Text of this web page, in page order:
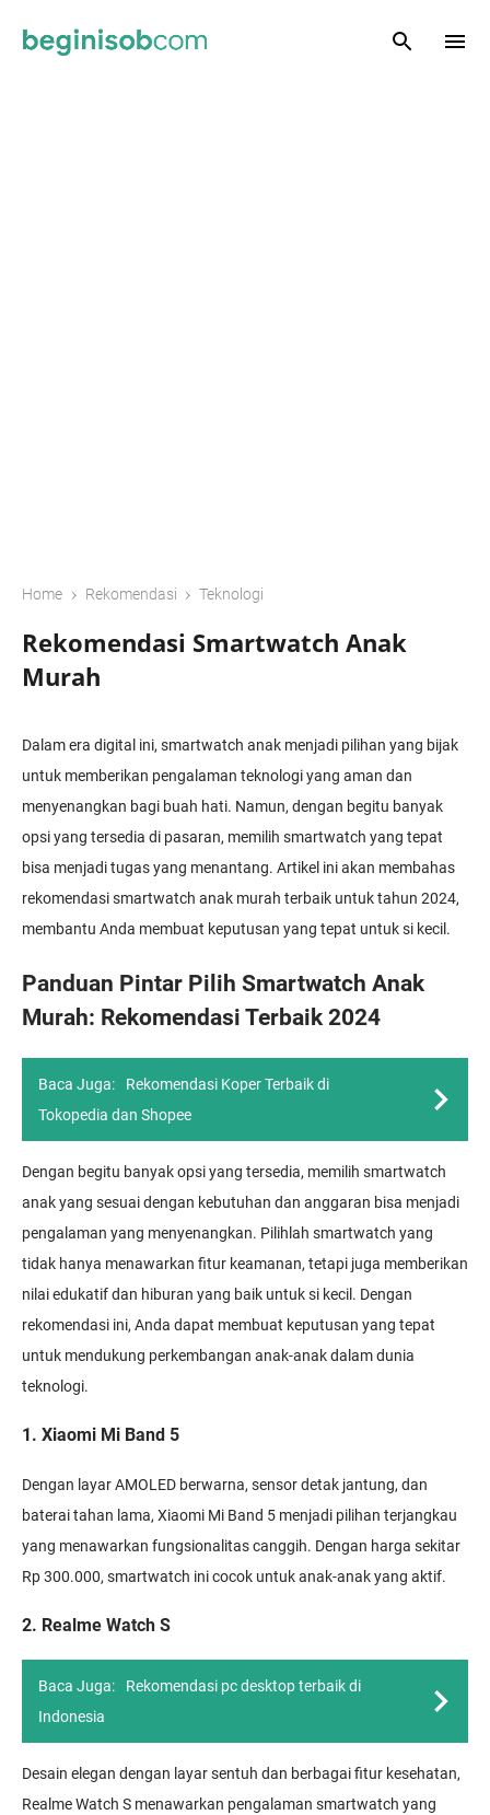
Home › Rekomendasi › Teknologi
Rekomendasi Smartwatch Anak
Murah
Dalam era digital ini, smartwatch anak menjadi pilihan yang bijak
untuk memberikan pengalaman teknologi yang aman dan
menyenangkan bagi buah hati. Namun, dengan begitu banyak
opsi yang tersedia di pasaran, memilih smartwatch yang tepat
bisa menjadi tugas yang menantang. Artikel ini akan membahas
rekomendasi smartwatch anak murah terbaik untuk tahun 2024,
membantu Anda membuat keputusan yang tepat untuk si kecil.
Panduan Pintar Pilih Smartwatch Anak
Murah: Rekomendasi Terbaik 2024
Baca Juga:
Rekomendasi Koper Terbaik di
Tokopedia dan Shopee
Dengan begitu banyak opsi yang tersedia, memilih smartwatch
anak yang sesuai dengan kebutuhan dan anggaran bisa menjadi
pengalaman yang menyenangkan. Pilihlah smartwatch yang
tidak hanya menawarkan fitur keamanan, tetapi juga memberikan
nilai edukatif dan hiburan yang baik untuk si kecil. Dengan
rekomendasi ini, Anda dapat membuat keputusan yang tepat
untuk mendukung perkembangan anak-anak dalam dunia
teknologi.
1. Xiaomi Mi Band 5
Dengan layar AMOLED berwarna, sensor detak jantung, dan
baterai tahan lama, Xiaomi Mi Band 5 menjadi pilihan terjangkau
yang menawarkan fungsionalitas canggih. Dengan harga sekitar
Rp 300.000, smartwatch ini cocok untuk anak-anak yang aktif.
2. Realme Watch S
Baca Juga:
Rekomendasi pc desktop terbaik di
Indonesia
Desain elegan dengan layar sentuh dan berbagai fitur kesehatan,
Realme Watch S menawarkan pengalaman smartwatch yang